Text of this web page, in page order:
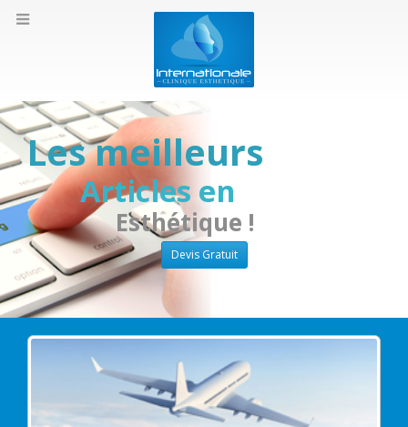
Les meilleurs
Articles en
Esthétique !
Devis Gratuit